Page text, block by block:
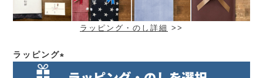
ラッピング・のし詳細 >>
ラッピング
(必